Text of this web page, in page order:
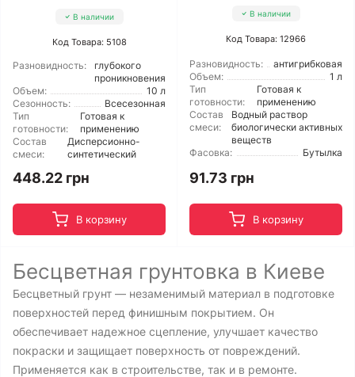
В наличии
Код Товара: 5108
Разновидность:
глубокого
проникновения
Объем:
10 л
Сезонность:
Всесезонная
Тип
готовности:
Готовая к
применению
Состав
смеси:
Дисперсионно-
синтетический
448.22 грн
В корзину
В наличии
Код Товара: 12966
Разновидность:
антигрибковая
Объем:
1 л
Тип
готовности:
Готовая к
применению
Состав
смеси:
Водный раствор
биологически активных
веществ
Фасовка:
Бутылка
91.73 грн
В корзину
Бесцветная грунтовка в Киеве
Бесцветный грунт — незаменимый материал в подготовке
поверхностей перед финишным покрытием. Он
обеспечивает надежное сцепление, улучшает качество
покраски и защищает поверхность от повреждений.
Применяется как в строительстве, так и в ремонте.